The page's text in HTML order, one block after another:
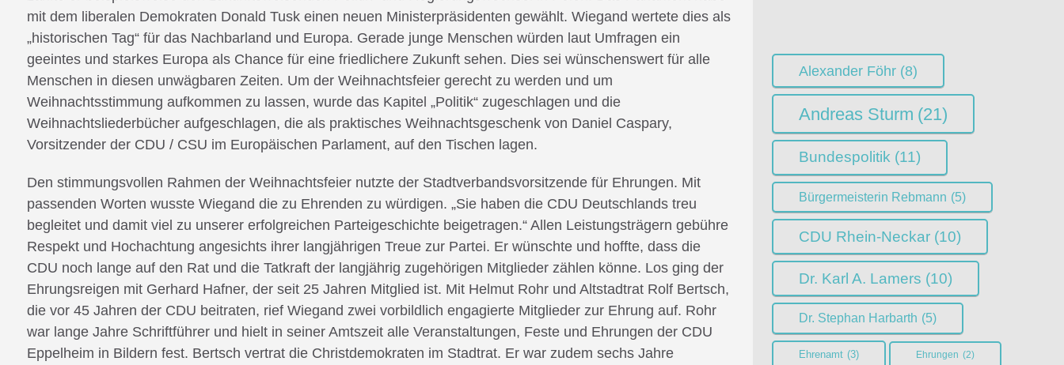
mit dem liberalen Demokraten Donald Tusk einen neuen Ministerpräsidenten gewählt. Wiegand wertete dies als
„historischen Tag“ für das Nachbarland und Europa. Gerade junge Menschen würden laut Umfragen ein
geeintes und starkes Europa als Chance für eine friedlichere Zukunft sehen. Dies sei wünschenswert für alle
Menschen in diesen unwägbaren Zeiten. Um der Weihnachtsfeier gerecht zu werden und um
Weihnachtsstimmung aufkommen zu lassen, wurde das Kapitel „Politik“ zugeschlagen und die
Weihnachtsliederbücher aufgeschlagen, die als praktisches Weihnachtsgeschenk von Daniel Caspary,
Vorsitzender der CDU / CSU im Europäischen Parlament, auf den Tischen lagen.
Den stimmungsvollen Rahmen der Weihnachtsfeier nutzte der Stadtverbandsvorsitzende für Ehrungen. Mit
passenden Worten wusste Wiegand die zu Ehrenden zu würdigen. „Sie haben die CDU Deutschlands treu
begleitet und damit viel zu unserer erfolgreichen Parteigeschichte beigetragen.“ Allen Leistungsträgern gebühre
Respekt und Hochachtung angesichts ihrer langjährigen Treue zur Partei. Er wünschte und hoffte, dass die
CDU noch lange auf den Rat und die Tatkraft der langjährig zugehörigen Mitglieder zählen könne. Los ging der
Ehrungsreigen mit Gerhard Hafner, der seit 25 Jahren Mitglied ist. Mit Helmut Rohr und Altstadtrat Rolf Bertsch,
die vor 45 Jahren der CDU beitraten, rief Wiegand zwei vorbildlich engagierte Mitglieder zur Ehrung auf. Rohr
war lange Jahre Schriftführer und hielt in seiner Amtszeit alle Veranstaltungen, Feste und Ehrungen der CDU
Eppelheim in Bildern fest. Bertsch vertrat die Christdemokraten im Stadtrat. Er war zudem sechs Jahre
Alexander Föhr (8)
Andreas Sturm (21)
Bundespolitik (11)
Bürgermeisterin Rebmann (5)
CDU Rhein-Neckar (10)
Dr. Karl A. Lamers (10)
Dr. Stephan Harbarth (5)
Ehrenamt (3) Ehrungen (2)